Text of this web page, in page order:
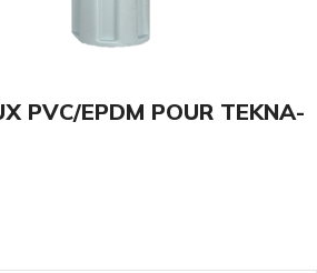
PVC/EPDM POUR TEKNA-